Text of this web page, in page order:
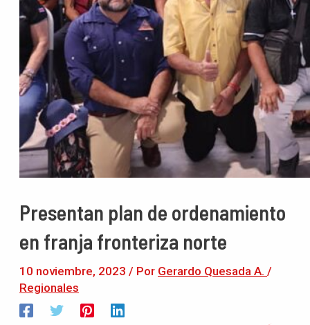
Presentan plan de ordenamiento
en franja fronteriza norte
10 noviembre, 2023 / Por Gerardo Quesada A. /
Regionales